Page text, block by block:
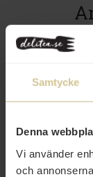
Samtycke
Denna
Vi använder
och
27 kr
Le Tribute Ginger